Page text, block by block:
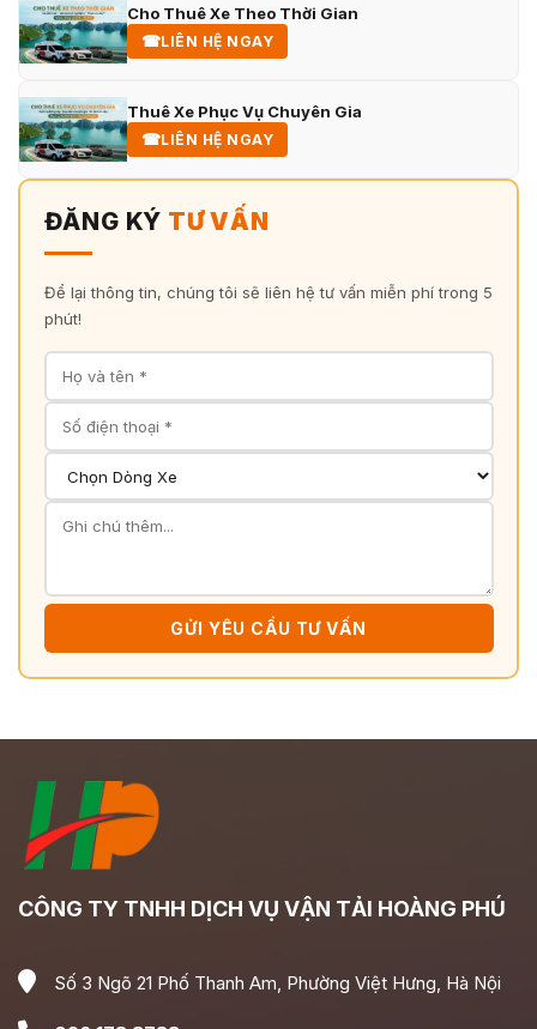
Cho Thuê Xe Theo Thời Gian
☎LIÊN HỆ NGAY
Thuê Xe Phục Vụ Chuyên Gia
☎LIÊN HỆ NGAY
ĐĂNG KÝ TƯ VẤN
Để lại thông tin, chúng tôi sẽ liên hệ tư vấn miễn phí trong 5
phút!
GỬI YÊU CẦU TƯ VẤN
CÔNG TY TNHH DỊCH VỤ VẬN TẢI HOÀNG PHÚ
Số 3 Ngõ 21 Phố Thanh Am, Phường Việt Hưng, Hà Nội